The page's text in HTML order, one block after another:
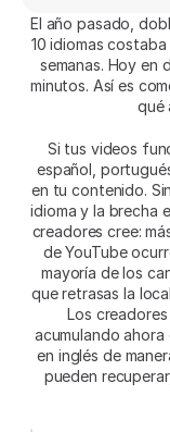
El año pasado,
10 idiomas
semanas. Hoy en
minutos. Así es
qué
Si tus videos
español,
en tu contenido.
idioma y la brecha
creadores cree:
de YouTube
mayoría de los
que retrasas la
Los
acumulando
en inglés de
pueden